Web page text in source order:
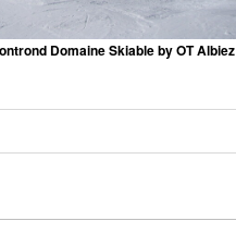
Domaine Skiable by OT Albiez